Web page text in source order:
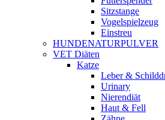
Sitzstange
Vogelspielzeug
Einstreu
HUNDENATURPULVER
VET Diäten
Katze
Leber &
Urinary
Nierendiät
Haut & Fell